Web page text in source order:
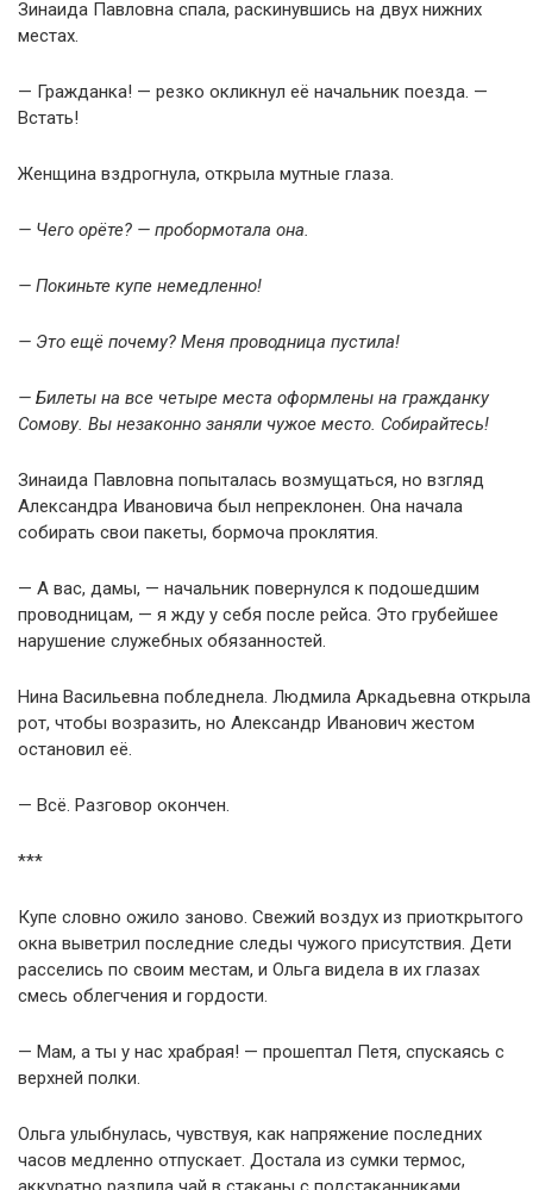
Зинаида Павловна спала, раскинувшись на двух нижних
местах.
— Гражданка! — резко окликнул её начальник поезда. —
Встать!
Женщина вздрогнула, открыла мутные глаза.
— Чего орёте? — пробормотала она.
— Покиньте купе немедленно!
— Это ещё почему? Меня проводница пустила!
— Билеты на все четыре места оформлены на гражданку
Сомову. Вы незаконно заняли чужое место. Собирайтесь!
Зинаида Павловна попыталась возмущаться, но взгляд
Александра Ивановича был непреклонен. Она начала
собирать свои пакеты, бормоча проклятия.
— А вас, дамы, — начальник повернулся к подошедшим
проводницам, — я жду у себя после рейса. Это грубейшее
нарушение служебных обязанностей.
Нина Васильевна побледнела. Людмила Аркадьевна открыла
рот, чтобы возразить, но Александр Иванович жестом
остановил её.
— Всё. Разговор окончен.
***
Купе словно ожило заново. Свежий воздух из приоткрытого
окна выветрил последние следы чужого присутствия. Дети
расселись по своим местам, и Ольга видела в их глазах
смесь облегчения и гордости.
— Мам, а ты у нас храбрая! — прошептал Петя, спускаясь с
верхней полки.
Ольга улыбнулась, чувствуя, как напряжение последних
часов медленно отпускает. Достала из сумки термос,